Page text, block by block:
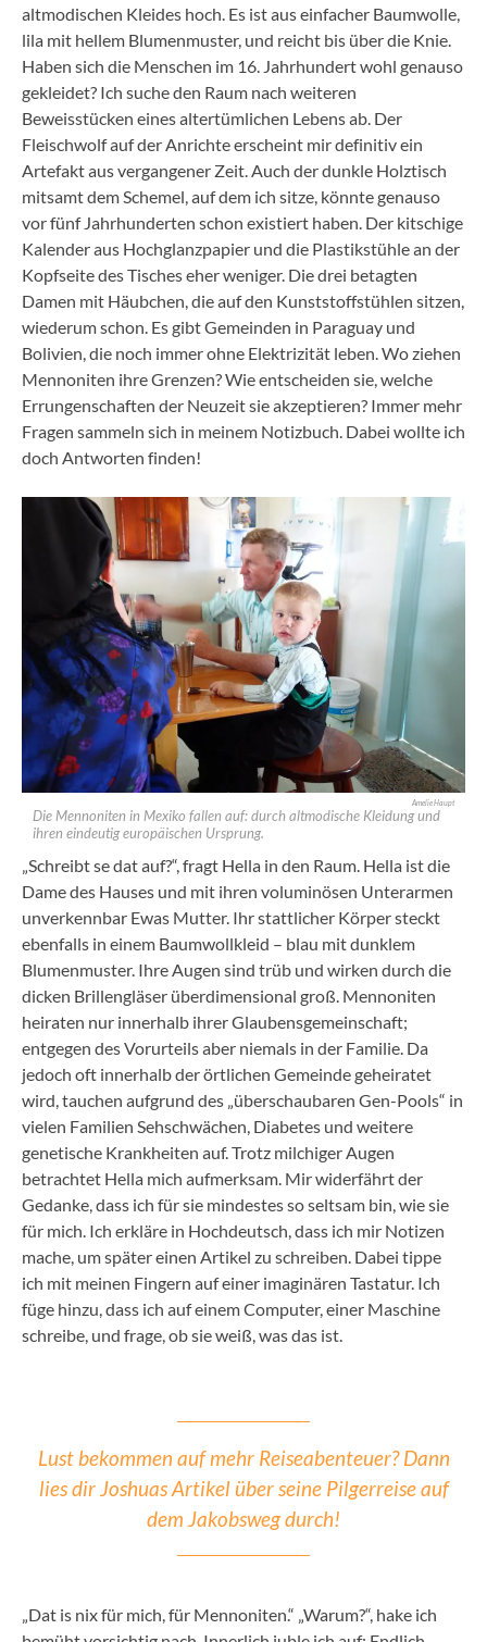
altmodischen Kleides hoch. Es ist aus einfacher Baumwolle,
lila mit hellem Blumenmuster, und reicht bis über die Knie.
Haben sich die Menschen im 16. Jahrhundert wohl genauso
gekleidet? Ich suche den Raum nach weiteren
Beweisstücken eines altertümlichen Lebens ab. Der
Fleischwolf auf der Anrichte erscheint mir definitiv ein
Artefakt aus vergangener Zeit. Auch der dunkle Holztisch
mitsamt dem Schemel, auf dem ich sitze, könnte genauso
vor fünf Jahrhunderten schon existiert haben. Der kitschige
Kalender aus Hochglanzpapier und die Plastikstühle an der
Kopfseite des Tisches eher weniger. Die drei betagten
Damen mit Häubchen, die auf den Kunststoffstühlen sitzen,
wiederum schon. Es gibt Gemeinden in Paraguay und
Bolivien, die noch immer ohne Elektrizität leben. Wo ziehen
Mennoniten ihre Grenzen? Wie entscheiden sie, welche
Errungenschaften der Neuzeit sie akzeptieren? Immer mehr
Fragen sammeln sich in meinem Notizbuch. Dabei wollte ich
doch Antworten finden!
Amelie Haupt
Die Mennoniten in Mexiko fallen auf: durch altmodische Kleidung und
ihren eindeutig europäischen Ursprung.
„Schreibt se dat auf?“, fragt Hella in den Raum. Hella ist die
Dame des Hauses und mit ihren voluminösen Unterarmen
unverkennbar Ewas Mutter. Ihr stattlicher Körper steckt
ebenfalls in einem Baumwollkleid – blau mit dunklem
Blumenmuster. Ihre Augen sind trüb und wirken durch die
dicken Brillengläser überdimensional groß. Mennoniten
heiraten nur innerhalb ihrer Glaubensgemeinschaft;
entgegen des Vorurteils aber niemals in der Familie. Da
jedoch oft innerhalb der örtlichen Gemeinde geheiratet
wird, tauchen aufgrund des „überschaubaren Gen-Pools“ in
vielen Familien Sehschwächen, Diabetes und weitere
genetische Krankheiten auf. Trotz milchiger Augen
betrachtet Hella mich aufmerksam. Mir widerfährt der
Gedanke, dass ich für sie mindestes so seltsam bin, wie sie
für mich. Ich erkläre in Hochdeutsch, dass ich mir Notizen
mache, um später einen Artikel zu schreiben. Dabei tippe
ich mit meinen Fingern auf einer imaginären Tastatur. Ich
füge hinzu, dass ich auf einem Computer, einer Maschine
schreibe, und frage, ob sie weiß, was das ist.
Lust bekommen auf mehr Reiseabenteuer? Dann
lies dir Joshuas Artikel über seine Pilgerreise auf
dem Jakobsweg durch!
„Dat is nix für mich, für Mennoniten.“ „Warum?“, hake ich